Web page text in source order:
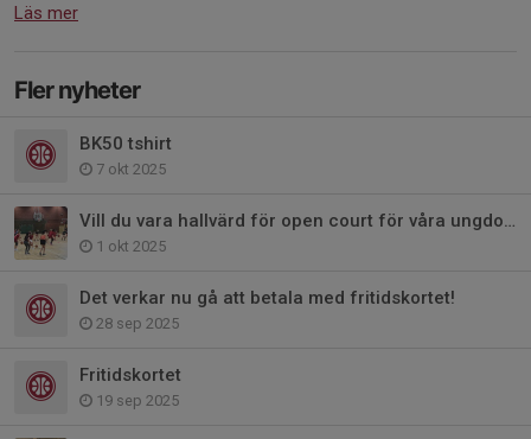
Läs mer
Fler nyheter
BK50 tshirt
7 okt 2025
Vill du vara hallvärd för open court för våra ungdomar på lördagkvällar
1 okt 2025
Det verkar nu gå att betala med fritidskortet!
28 sep 2025
Fritidskortet
19 sep 2025